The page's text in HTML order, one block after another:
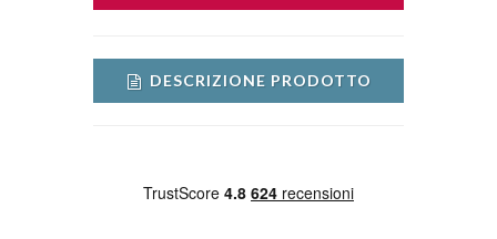
DESCRIZIONE PRODOTTO